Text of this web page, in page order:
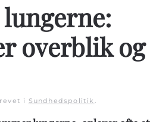
overblik og
i Sundhedspolitik.